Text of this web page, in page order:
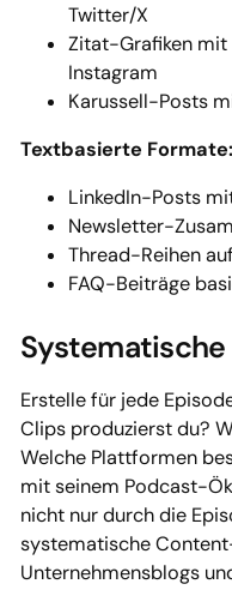
Twitter/X
Zitat-Grafiken mit
Instagram
Karussell-Posts
Textbasierte Formate:
LinkedIn-Posts
Newsletter-
Thread-Reihen
FAQ-Beiträge
Erstelle für jede
Clips produzierst du?
Welche Plattformen
mit seinem Podcast-
nicht nur durch die
systematische
Unternehmensblogs